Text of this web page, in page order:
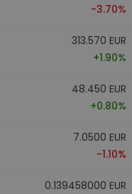
-3.70%
313.570 EUR
+1.90%
48.450 EUR
+0.80%
7.0500 EUR
-1.10%
0.139458000 EUR